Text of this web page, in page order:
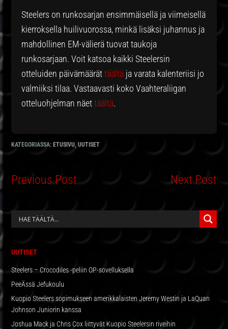
Steelers on runkosarjan ensimmäisellä ja viimeisellä
kierroksella huilivuorossa, minkä lisäksi juhannus ja
mahdollinen EM-välierä tuovat taukoja
runkosarjaan. Voit katsoa kaikki Steelersin
otteluiden päivämäärättäältä ja varata kalenteriisi jo
valmiiksi tilaa. Vastaavasti koko Vaahteraliigan
otteluohjelman näettäältä.
KATEGORIASSA: ETUSIVU,UUTISET
Previous Post Next Post
ENSISIJAINEN
UUTISET
Steelers – Crocodiles -peliin OP-sovelluksella
PeeÄssä Jefukoulu
Kuopio Steelers sopimukseen amerikkalaisten Jeremy Westin ja LaQuan
Johnson Juniorin kanssa
Joshua Mack ja Chris Cox liittyvät Kuopio Steelersin riveihin